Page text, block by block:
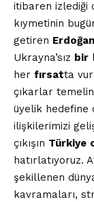
itibaren izlediği
kıymetinin
getiren
Ukrayna’sız bir
her fırsatta
çıkarlar
üyelik hedefine
ilişkilerimizi
çıkışın Türkiye
hatırlatıyoruz.
şekillenen
kavramaları,